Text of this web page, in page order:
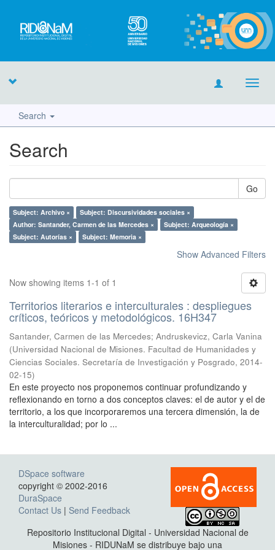
Search
Search
Go
Subject: Archivo ×
Subject: Discursividades sociales ×
Author: Santander, Carmen de las Mercedes ×
Subject: Arqueología ×
Subject: Autorías ×
Subject: Memoria ×
Show Advanced Filters
Now showing items 1-1 of 1
Territorios literarios e interculturales : despliegues
críticos, teóricos y metodológicos. 16H347
Santander, Carmen de las Mercedes; Andruskevicz, Carla Vanina
(Universidad Nacional de Misiones. Facultad de Humanidades y
Ciencias Sociales. Secretaría de Investigación y Posgrado, 2014-
02-15)
En este proyecto nos proponemos continuar profundizando y
reflexionando en torno a dos conceptos claves: el de autor y el de
territorio, a los que incorporaremos una tercera dimensión, la de
la interculturalidad; por lo ...
DSpace software
copyright © 2002-2016
DuraSpace
Contact Us | Send Feedback
Repositorio Institucional Digital - Universidad Nacional de
Misiones - RIDUNaM se distribuye bajo una